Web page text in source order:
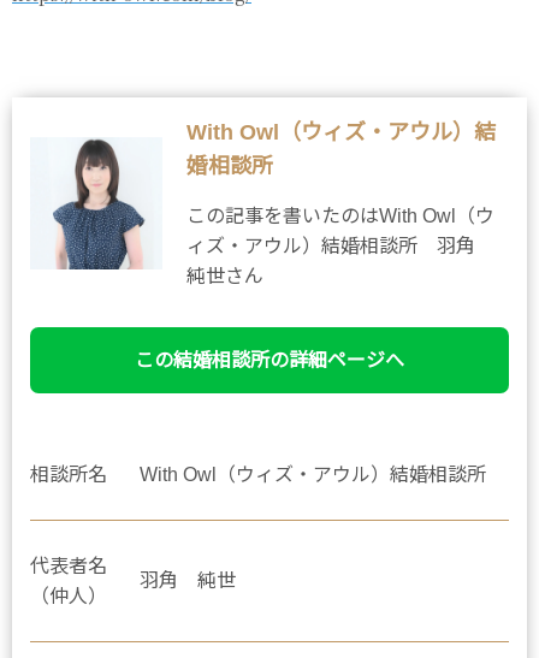
With Owl（ウィズ・アウル）結
婚相談所
この記事を書いたのはWith Owl（ウ
ィズ・アウル）結婚相談所 羽角
純世さん
この結婚相談所の詳細ページへ
相談所名 With Owl（ウィズ・アウル）結婚相談所
代表者名
（仲人）
羽角 純世